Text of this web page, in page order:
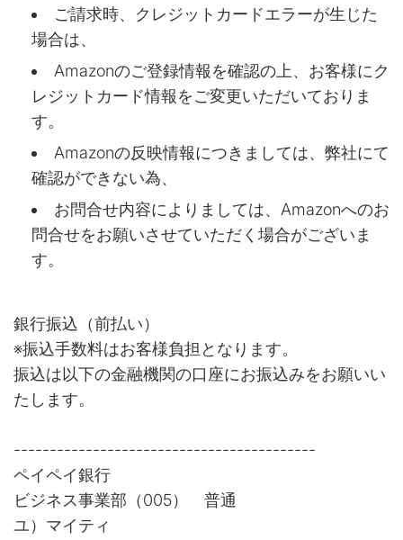
ご請求時、クレジットカードエラーが生じた
場合は、
Amazonのご登録情報を確認の上、お客様にク
レジットカード情報をご変更いただいておりま
す。
Amazonの反映情報につきましては、弊社にて
確認ができない為、
お問合せ内容によりましては、Amazonへのお
問合せをお願いさせていただく場合がございま
す。
銀行振込（前払い）
※振込手数料はお客様負担となります。
振込は以下の金融機関の口座にお振込みをお願いい
たします。
------------------------------------------
ペイペイ銀行
ビジネス事業部（005） 普通
ユ）マイティ